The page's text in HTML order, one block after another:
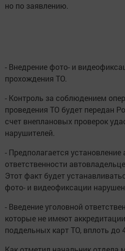
но по заявлению.
- Внедрение фото- и
прохождения ТО.
- Контроль за соблюдением
проведения ТО будет передан
счет внеплановых проверок
нарушителей.
- Предполагается
ответственности
Этот факт будет
фото- и видеофиксации
- Введение уголовной
которые не имеют
поддельных карт ТО, вплоть до